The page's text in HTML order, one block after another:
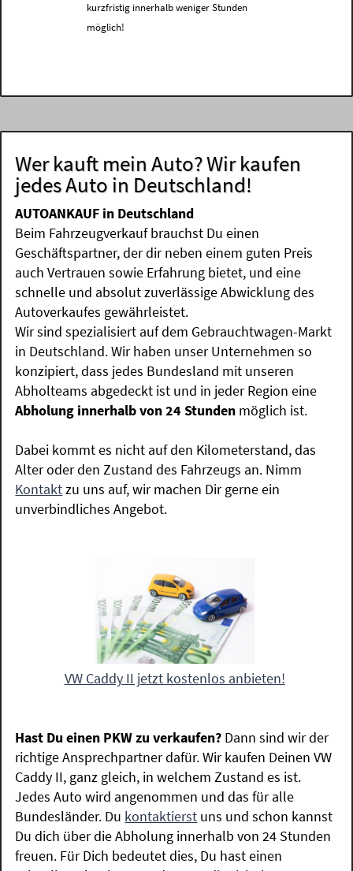
kurzfristig innerhalb weniger Stunden
möglich!
Wer kauft mein Auto? Wir kaufen
jedes Auto in Deutschland!
AUTOANKAUF in Deutschland
Beim Fahrzeugverkauf brauchst Du einen
Geschäftspartner, der dir neben einem guten Preis
auch Vertrauen sowie Erfahrung bietet, und eine
schnelle und absolut zuverlässige Abwicklung des
Autoverkaufes gewährleistet.
Wir sind spezialisiert auf dem Gebrauchtwagen-Markt
in Deutschland. Wir haben unser Unternehmen so
konzipiert, dass jedes Bundesland mit unseren
Abholteams abgedeckt ist und in jeder Region eine
Abholung innerhalb von 24 Stunden möglich ist.
Dabei kommt es nicht auf den Kilometerstand, das
Alter oder den Zustand des Fahrzeugs an. Nimm
Kontaktzu uns auf, wir machen Dir gerne ein
unverbindliches Angebot.
VW Caddy II jetzt kostenlos anbieten!
Hast Du einen PKW zu verkaufen? Dann sind wir der
richtige Ansprechpartner dafür. Wir kaufen Deinen VW
Caddy II, ganz gleich, in welchem Zustand es ist.
Jedes Auto wird angenommen und das für alle
Bundesländer. Du kontaktierst uns und schon kannst
Du dich über die Abholung innerhalb von 24 Stunden
freuen. Für Dich bedeutet dies, Du hast einen